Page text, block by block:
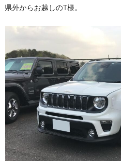
県外からお越しのT様。